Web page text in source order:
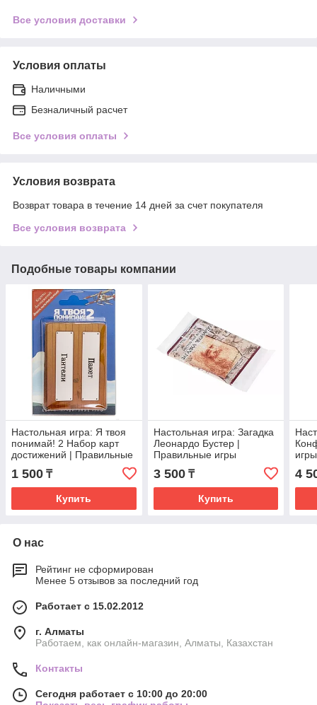
Все условия доставки
Условия оплаты
Наличными
Безналичный расчет
Все условия оплаты
Условия возврата
Возврат товара в течение 14 дней за счет покупателя
Все условия возврата
Подобные товары компании
Настольная игра: Я твоя
понимай! 2 Набор карт
достижений | Правильные
1 500 ₸
Купить
Настольная игра: Загадка
Леонардо Бустер |
Правильные игры
3 500₸
Купить
игры
4
О нас
Рейтинг не сформирован
Менее 5 отзывов за последний год
Работает с 15.02.2012
г. Алматы
Работаем, как онлайн-магазин, Алматы, Казахстан
Контакты
Сегодня работает с 10:00 до 20:00